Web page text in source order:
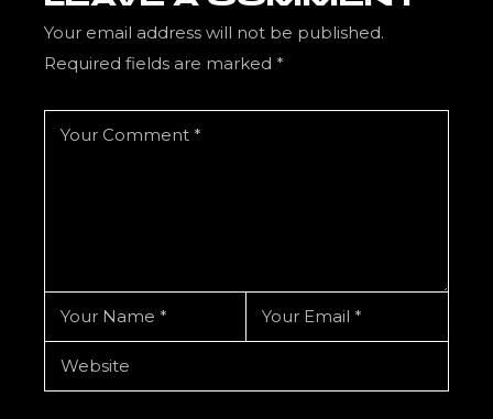
Your email address will not be published.
Required fields are marked*